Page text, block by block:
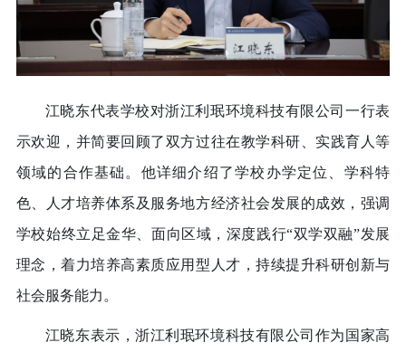
江晓东代表学校对浙江利珉环境科技有限公司一行表
示欢迎，并简要回顾了双方过往在教学科研、实践育人等
领域的合作基础。他详细介绍了学校办学定位、学科特
色、人才培养体系及服务地方经济社会发展的成效，强调
学校始终立足金华、面向区域，深度践行“双学双融”发展
理念，着力培养高素质应用型人才，持续提升科研创新与
社会服务能力。
江晓东表示，浙江利珉环境科技有限公司作为国家高